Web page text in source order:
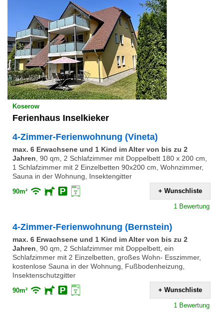
Koserow
Ferienhaus Inselkieker
4-Zimmer-Ferienwohnung (Vineta)
max. 6 Erwachsene und 1 Kind im Alter von bis zu 2
Jahren, 90 qm, 2 Schlafzimmer mit Doppelbett 180 x 200 cm,
1 Schlafzimmer mit 2 Einzelbetten 90x200 cm, Wohnzimmer,
Sauna in der Wohnung, Insektengitter
90m² + Wunschliste
1 Bewertung
4-Zimmer-Ferienwohnung (Bernstein)
max. 6 Erwachsene und 1 Kind im Alter von bis zu 2
Jahren, 90 qm, 2 Schlafzimmer mit Doppelbett, ein
Schlafzimmer mit 2 Einzelbetten, großes Wohn- Esszimmer,
kostenlose Sauna in der Wohnung, Fußbodenheizung,
Insektenschutzgitter
90m² + Wunschliste
1 Bewertung